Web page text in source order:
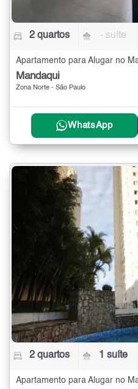
2 quartos - suíte
Apartamento para Alugar no
Mandaqui
Zona Norte - São Paulo
WhatsApp
2 quartos 1 suíte
Apartamento para Alugar no